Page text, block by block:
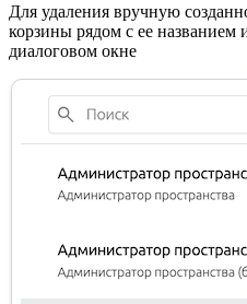
Для удаления вручную
корзины рядом с ее названием
диалоговом окне